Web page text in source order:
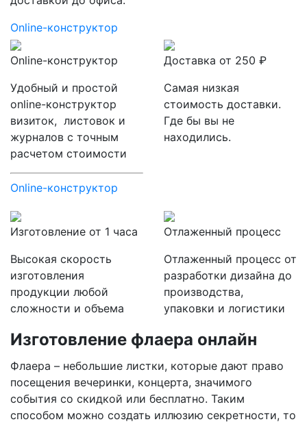
Online-конструктор
Online-конструктор
Удобный и простой
online-конструктор
визиток, листовок и
журналов с точным
расчетом стоимости
Online-конструктор
Доставка от 250 ₽
Самая низкая
стоимость доставки.
Где бы вы не
находились.
Изготовление от 1 часа
Высокая скорость
изготовления
продукции любой
сложности и объема
Отлаженный процесс
Отлаженный процесс от
разработки дизайна до
производства,
упаковки и логистики
Изготовление флаера онлайн
Флаера – небольшие листки, которые дают право
посещения вечеринки, концерта, значимого
события со скидкой или бесплатно. Таким
способом можно создать иллюзию секретности, то